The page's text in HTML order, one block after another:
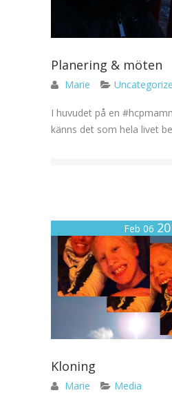
Planering & möten
Marie
I huvudet på en
känns det som hela livet
Feb 06
Kloning
Marie Media